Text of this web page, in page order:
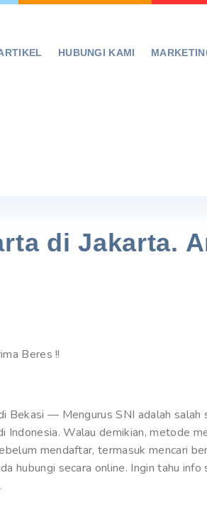
HUBUNGI KAMI
di Jakarta.
Beres !!
Bekasi — Mengurus SNI adalah
Indonesia. Walau demikian, metode
mendaftar, termasuk mencari
hubungi secara online. Ingin tahu